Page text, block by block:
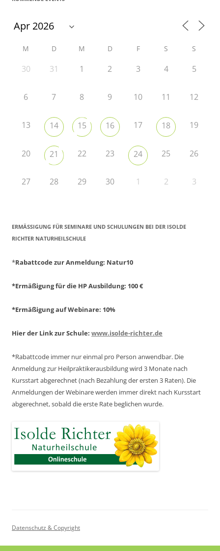
M D M D F S S
30 31 1 2 3 4 5
6 7 8 9 10 11 12
13 14 15 16 17 18 19
20 21 22 23 24 25 26
27 28 29 30 1 2 3
ERMÄSSIGUNG FÜR SEMINARE UND SCHULUNGEN BEI DER ISOLDE R
ICHTER NATURHEILSCHULE
*Rabattcode zur Anmeldung: Natur10
*Ermäßigung für die HP Ausbildung: 100 €
*Ermäßigung auf Webinare: 10%
Hier der Link zur Schule: www.isolde-richter.de
*Rabattcode immer nur einmal pro Person anwendbar. Die
Anmeldung zur Heilpraktikerausbildung wird 3 Monate nach
Kursstart abgerechnet(nach Bezahlung der ersten 3 Raten). Die
Anmeldungen der Webinare werden immer direkt nach Kursstart
abgerechnet,sobald die erste Rate beglichen wurde.
Datenschutz & Copyright